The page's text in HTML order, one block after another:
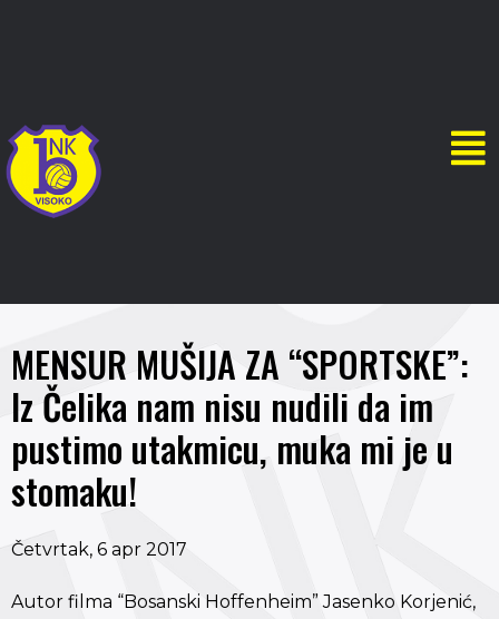
MENSUR MUŠIJA ZA “SPORTSKE”:
Iz Čelika nam nisu nudili da im
pustimo utakmicu, muka mi je u
stomaku!
Četvrtak, 6 apr 2017
Autor filma “Bosanski Hoffenheim” Jasenko Korjenić,